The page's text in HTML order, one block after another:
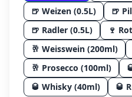
🍺 Weizen (0.5L) 🍺
🍺 Radler (0.5L) 🍷
🥂 Weisswein (200ml)
🥂 Prosecco (100ml)
🥃 Whisky (40ml) 🥃